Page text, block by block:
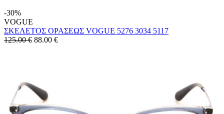
-30%
VOGUE
ΣΚΕΛΕΤΟΣ ΟΡΑΣΕΩΣ VOGUE 5276 3034 5117
125.00 € 88.00 €